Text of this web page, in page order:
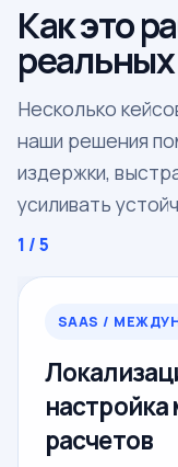
Как это
Несколько
наши решения
издержки,
усиливать
1 / 5
SAAS /
расчетов